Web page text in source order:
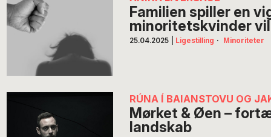
Familien spiller en
minoritetskvinder
25.04.2025 Ligestilling · Minoriteter
RÚNA Í BAIANSTOVU OG
Mørket & Øen –
landskab